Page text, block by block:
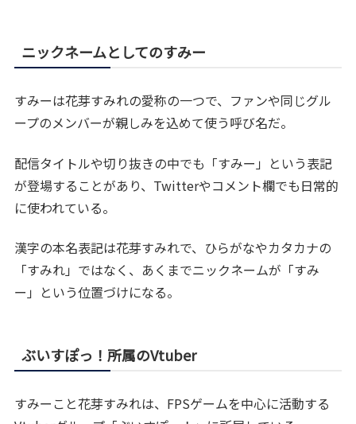
ニックネームとしてのすみー
すみーは花芽すみれの愛称の一つで、ファンや同じグル
ープのメンバーが親しみを込めて使う呼び名だ。
配信タイトルや切り抜きの中でも「すみー」という表記
が登場することがあり、Twitterやコメント欄でも日常的
に使われている。
漢字の本名表記は花芽すみれで、ひらがなやカタカナの
「すみれ」ではなく、あくまでニックネームが「すみ
ー」という位置づけになる。
ぶいすぽっ！所属のVtuber
すみーこと花芽すみれは、FPSゲームを中心に活動する